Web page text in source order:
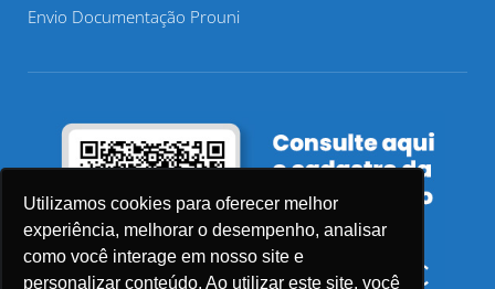
Utilizamos cookies para oferecer melhor
experiência, melhorar o desempenho, analisar
como você interage em nosso site e
personalizar conteúdo. Ao utilizar este site, você
Envio Documentação Prouni